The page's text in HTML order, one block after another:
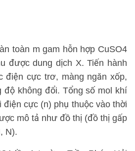
toàn m gam hỗn hợp CuSO4
được dung dịch X. Tiến hành
điện cực trơ, màng ngăn xốp,
độ không đổi. Tổng số mol khí
cực (n) phụ thuộc vào thời
mô tả như đồ thị (đồ thị gấp
N).